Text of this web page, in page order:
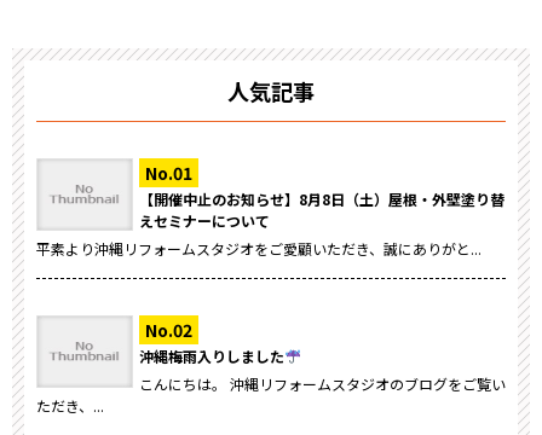
人気記事
【開催中止のお知らせ】8月8日（土）屋根・外壁塗り替
えセミナーについて
平素より沖縄リフォームスタジオをご愛顧いただき、誠にありがと...
沖縄梅雨入りしました
こんにちは。 沖縄リフォームスタジオのブログをご覧い
ただき、...